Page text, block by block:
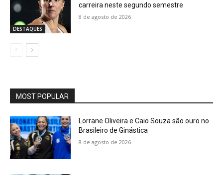
DESTAQUES
carreira neste segundo semestre
8 de agosto de 2026
MOST POPULAR
Lorrane Oliveira e Caio Souza são ouro no
Brasileiro de Ginástica
8 de agosto de 2026